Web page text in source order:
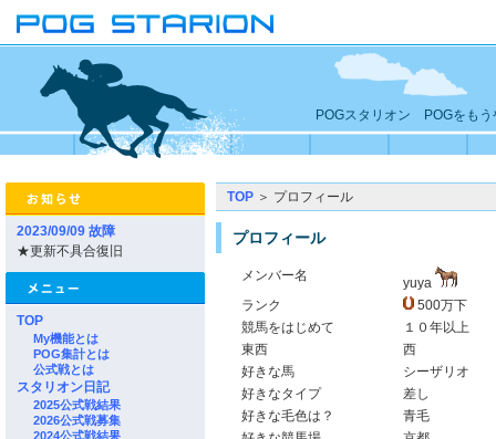
POGスタリオン POGをもう
2023/09/09 故障
★更新不具合復旧
TOP
My機能とは
POG集計とは
公式戦とは
スタリオン日記
2025公式戦結果
2026公式戦募集
2024公式戦結果
TOP ＞ プロフィール
プロフィール
メンバー名
yuya
ランク
500万下
競馬をはじめて
１０年以上
東西
西
好きな馬
シーザリオ
好きなタイプ
差し
好きな毛色は？
青毛